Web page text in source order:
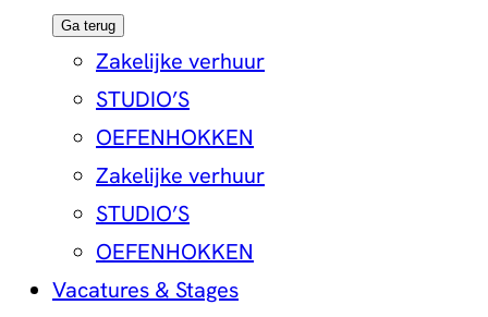
Ga terug
Zakelijke verhuur
STUDIO’S
OEFENHOKKEN
Zakelijke verhuur
STUDIO’S
OEFENHOKKEN
Vacatures & Stages